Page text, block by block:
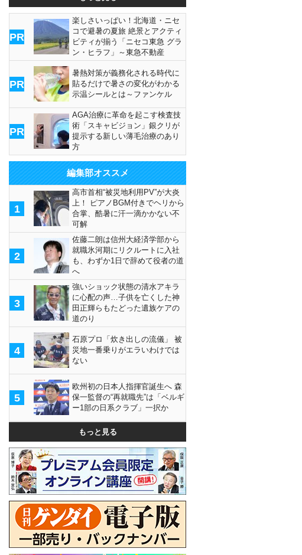
PR
楽しさいっぱい！北海道・ニセ
コで避暑の夏旅 絶景とアクティ
ビティが揃う「ニセコ東急 グラ
ン・ヒラフ」～東急不動産
PR
暑熱対策が義務化される時代に
貼るだけで暑さの変化がわかる
示温シールとは～ファンケル
PR
AGA治療に革命を起こす検査技
術「スキャビジョン」銀クリが
提示する新しい薄毛治療のあり
方
編集部オススメ
1
高市首相“被災地利用PV”が大炎
上！ ピアノBGM付きでヘリから
合掌、酷暑に汗一滴かかない不
可解
2
佐藤二朗は信州大経済学部から
就職氷河期にリクルートに入社
も、わずか1日で辞めて役者の道
へ
3
強いショック状態の清水アキラ
に心配の声…子供を亡くした神
田正輝らもたどった遺族ケアの
道のり
4
石原プロ「炊き出しの流儀」 被
災地一番乗りがエラいわけでは
ない
5
欧州初の日本人指揮官誕生へ 森
保一監督の“再就職先”は「ベルギ
ー1部の日系クラブ」一択か
もっと見る